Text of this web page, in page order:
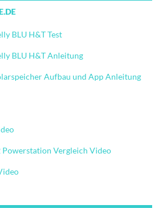
BLU H&T Test
BLU H&T Anleitung
Aufbau und App Anleitung
Vergleich Video